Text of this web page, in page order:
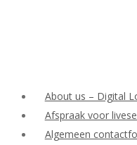
About us – Digital
Afspraak voor
Algemeen